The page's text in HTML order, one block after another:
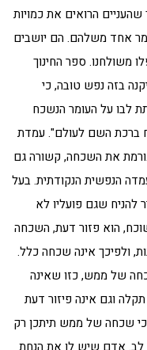
הרואים את כמויות
אחד משלהם. הם יושבים
משולחנו. ספר החינוך
בזה נפש טובה, כי
לבו על העומר הנשכח
ברכת השם לעולם". עמדת
את השכחה, קשורה גם
הנפשית הנקודתית. בעל
להניח שגם פועליו לא
הוא פזור דעת, השכחה
ולפיכך אינה שכחה כלל.
של ממש, כזו שאינה
וגם אינה פיזור דעת
כי שכחה של ממש תיתכן רק